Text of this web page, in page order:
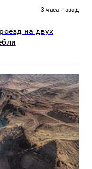
3 часа назад
на двух